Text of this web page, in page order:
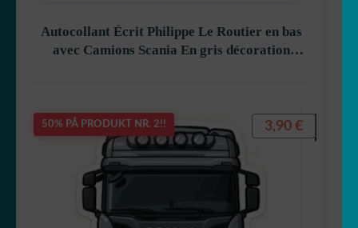
Autocollant Écrit Philippe Le Routier en bas
avec Camions Scania En gris décoration
50% PÅ PRODUKT NR. 2!! 3,90 €